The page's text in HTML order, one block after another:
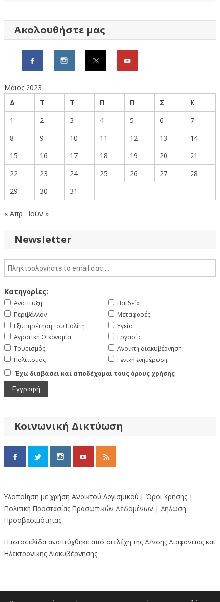
Ακολουθήστε μας
Μάιος 2023
Δ
Τ Τ Π Π Σ
Κ
1
2 3 4 5 6
7
8
9 10 11 12 13
14
15
16 17 18 19 20
21
22
23 24 25 26 27
28
29
30 31
« Απρ Ιούν »
Newsletter
Κατηγορίες:
Ανάπτυξη
Περιβάλλον
Εξυπηρέτηση του Πολίτη
Αγροτική Οικονομία
Τουρισμός
Πολιτισμός
Παιδεία
Μεταφορές
Υγεία
Εργασία
Ανοικτή διακυβέρνηση
Γενική ενημέρωση
Έχω διαβάσει και αποδέχομαι τους όρους χρήσης
Κοινωνική Δικτύωση
Υλοποίηση με χρήση Ανοικτού Λογισμικού | Όροι Χρήσης |
Πολιτική Προστασίας Προσωπικών Δεδομένων | Δήλωση
Προσβασιμότητας
Η ιστοσελίδα αναπτύχθηκε από στελέχη της Δ/νσης Διαφάνειας και
Ηλεκτρονικής Διακυβέρνησης